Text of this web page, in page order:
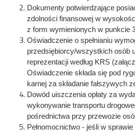
Dokumenty potwierdzające
zdolności finansowej w
z form wymienionych w punkcie
Oświadczenie o spełnianiu
przedsiębiorcy/wszystkich osób
reprezentacji według KRS
Oświadczenie składa się pod
karnej za składanie fałszywych
Dowód uiszczenia opłaty za
wykonywanie transportu
pośrednictwa przy przewozie
Pełnomocnictwo - jeśli w